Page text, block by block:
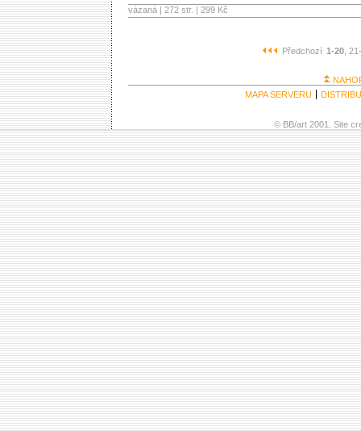
vázaná | 272 str. | 299 Kč
Předchozí 1-20,
MAPA SERVERU
© BB/art 2001. Site